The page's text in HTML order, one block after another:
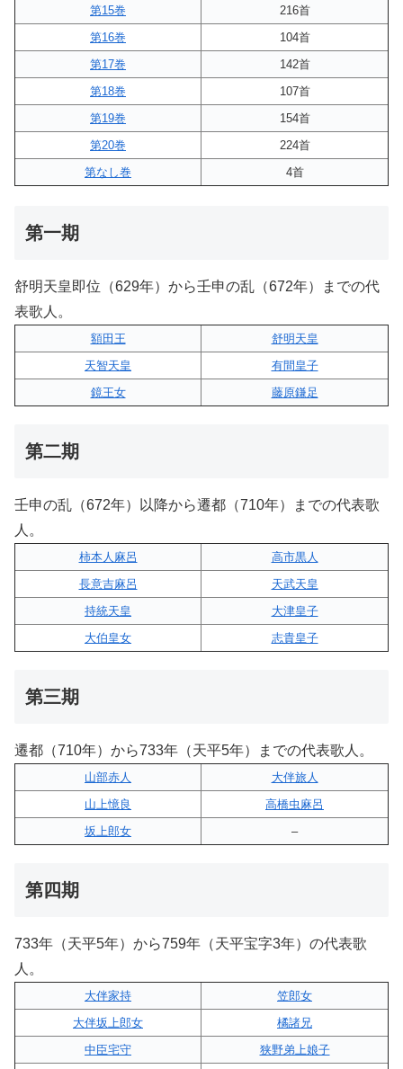
第15巻
216首
第16巻
104首
第17巻
142首
第18巻
107首
第19巻
154首
第20巻
224首
第なし巻
4首
第一期
舒明天皇即位（629年）から壬申の乱（672年）までの代
表歌人。
額田王
舒明天皇
天智天皇
有間皇子
鏡王女
藤原鎌足
第二期
壬申の乱（672年）以降から遷都（710年）までの代表歌
人。
柿本人麻呂
高市黒人
長意吉麻呂
天武天皇
持統天皇
大津皇子
大伯皇女
志貴皇子
第三期
遷都（710年）から733年（天平5年）までの代表歌人。
山部赤人
大伴旅人
山上憶良
高橋虫麻呂
坂上郎女
–
第四期
733年（天平5年）から759年（天平宝字3年）の代表歌
人。
大伴家持
笠郎女
大伴坂上郎女
橘諸兄
中臣宅守
狭野弟上娘子